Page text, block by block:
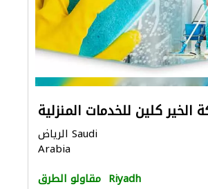
الخير كلين للخدمات المنزلية
الرياض Saudi
Arabia
مقاولو الطرق Riyadh